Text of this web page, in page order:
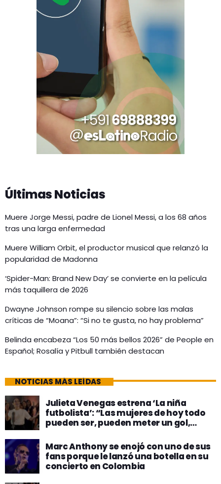
Últimas Noticias
Muere Jorge Messi, padre de Lionel Messi, a los 68 años
tras una larga enfermedad
Muere William Orbit, el productor musical que relanzó la
popularidad de Madonna
‘Spider-Man: Brand New Day’ se convierte en la película
más taquillera de 2026
Dwayne Johnson rompe su silencio sobre las malas
críticas de “Moana”: “Si no te gusta, no hay problema”
Belinda encabeza “Los 50 más bellos 2026” de People en
Español; Rosalía y Pitbull también destacan
NOTICIAS MÁS LEÍDAS
Julieta Venegas estrena ‘La niña
futbolista’: “Las mujeres de hoy todo
pueden ser, pueden meter un gol,
Marc Anthony se enojó con uno de sus
fans porque le lanzó una botella en su
concierto en Colombia